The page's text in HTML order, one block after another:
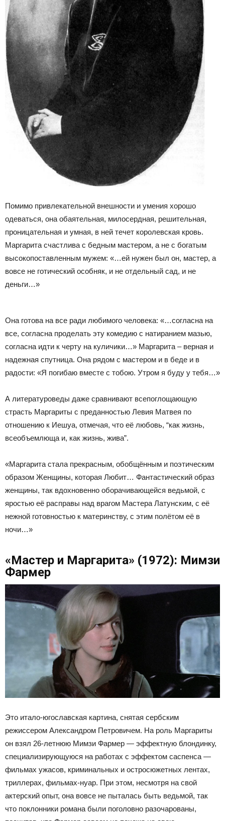
Помимо привлекательной внешности и умения хорошо
одеваться, она обаятельная, милосердная, решительная,
проницательная и умная, в ней течет королевская кровь.
Маргарита счастлива с бедным мастером, а не с богатым
высокопоставленным мужем: «…ей нужен был он, мастер, а
вовсе не готический особняк, и не отдельный сад, и не
деньги…»
Она готова на все ради любимого человека: «…согласна на
все, согласна проделать эту комедию с натиранием мазью,
согласна идти к черту на куличики…» Маргарита – верная и
надежная спутница. Она рядом с мастером и в беде и в
радости: «Я погибаю вместе с тобою. Утром я буду у тебя…»
А литературоведы даже сравнивают всепоглощающую
страсть Маргариты с преданностью Левия Матвея по
отношению к Иешуа, отмечая, что её любовь, “как жизнь,
всеобъемлюща и, как жизнь, жива”.
«Маргарита стала прекрасным, обобщённым и поэтическим
образом Женщины, которая Любит… Фантастический образ
женщины, так вдохновенно оборачивающейся ведьмой, с
яростью её расправы над врагом Мастера Латунским, с её
нежной готовностью к материнству, с этим полётом её в
ночи…»
«Мастер и Маргарита» (1972): Мимзи
Фармер
Это итало-югославская картина, снятая сербским
режиссером Александром Петровичем. На роль Маргариты
он взял 26-летнюю Мимзи Фармер — эффектную блондинку,
специализирующуюся на работах с эффектом саспенса —
фильмах ужасов, криминальных и остросюжетных лентах,
триллерах, фильмах-нуар. При этом, несмотря на свой
актерский опыт, она вовсе не пыталась быть ведьмой, так
что поклонники романа были поголовно разочарованы,